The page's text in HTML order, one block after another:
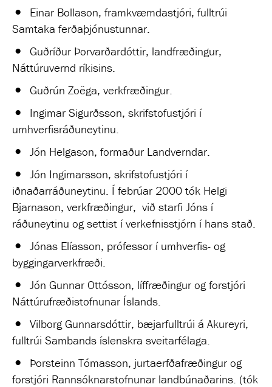
Einar Bollason, framkvæmdastjóri, fulltrúi
Samtaka ferðaþjónustunnar.
Guðríður Þorvarðardóttir, landfræðingur,
Náttúruvernd ríkisins.
Guðrún Zoëga, verkfræðingur.
Ingimar Sigurðsson, skrifstofustjóri í
umhverfisráðuneytinu.
Jón Helgason, formaður Landverndar.
Jón Ingimarsson, skrifstofustjóri í
iðnaðarráðuneytinu. Í febrúar 2000 tók Helgi
Bjarnason, verkfræðingur, við starfi Jóns í
ráðuneytinu og settist í verkefnisstjórn í hans stað.
Jónas Elíasson, prófessor í umhverfis- og
byggingarverkfræði.
Jón Gunnar Ottósson, líffræðingur og forstjóri
Náttúrufræðistofnunar Íslands.
Vilborg Gunnarsdóttir, bæjarfulltrúi á Akureyri,
fulltrúi Sambands íslenskra sveitarfélaga.
Þorsteinn Tómasson, jurtaerfðafræðingur og
forstjóri Rannsóknarstofnunar landbúnaðarins. (tók